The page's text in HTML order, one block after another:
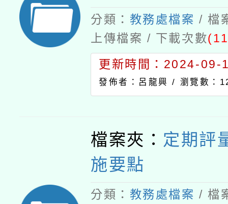
分類： 教務處檔案 / 檔
上傳檔案 / 下載次數
更新時間：2024-09-
發佈者：呂龍興 / 瀏覽數：
檔案夾： 定期評
施要點
分類： 教務處檔案 / 檔